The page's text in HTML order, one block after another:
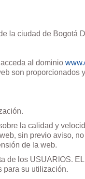
la ciudad de Bogotá
al dominio
son
la calidad y
sin previo aviso,
de la web.
de los USUARIOS.
para su utilización.